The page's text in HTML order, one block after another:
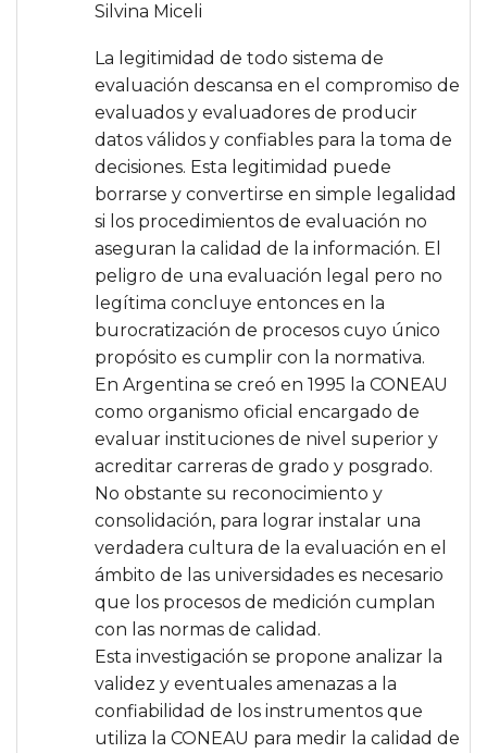
Silvina Miceli
La legitimidad de todo sistema de
evaluación descansa en el compromiso de
evaluados y evaluadores de producir
datos válidos y confiables para la toma de
decisiones. Esta legitimidad puede
borrarse y convertirse en simple legalidad
si los procedimientos de evaluación no
aseguran la calidad de la información. El
peligro de una evaluación legal pero no
legítima concluye entonces en la
burocratización de procesos cuyo único
propósito es cumplir con la normativa.
En Argentina se creó en 1995 la CONEAU
como organismo oficial encargado de
evaluar instituciones de nivel superior y
acreditar carreras de grado y posgrado.
No obstante su reconocimiento y
consolidación, para lograr instalar una
verdadera cultura de la evaluación en el
ámbito de las universidades es necesario
que los procesos de medición cumplan
con las normas de calidad.
Esta investigación se propone analizar la
validez y eventuales amenazas a la
confiabilidad de los instrumentos que
utiliza la CONEAU para medir la calidad de